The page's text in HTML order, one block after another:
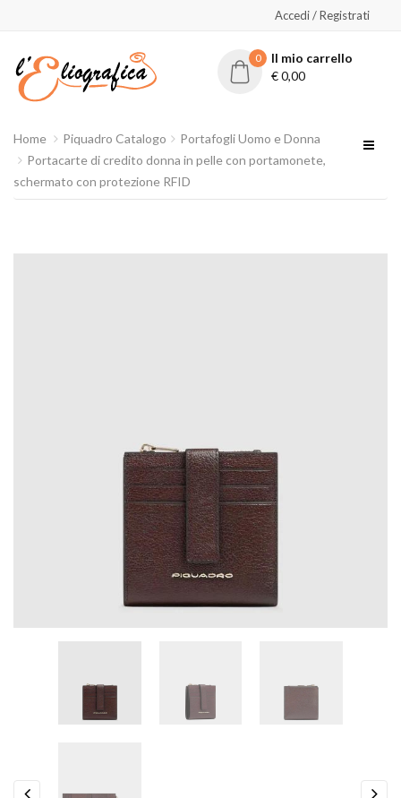
Accedi / Registrati
0
Il mio carrello
€0,00
Home Piquadro Catalogo
Portafogli Uomo e Donna
Portacarte di credito donna in pelle con portamonete,
schermato con protezione RFID